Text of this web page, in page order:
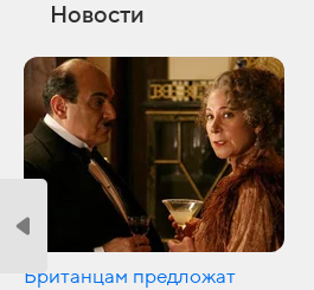
Новости
Британцам предложат